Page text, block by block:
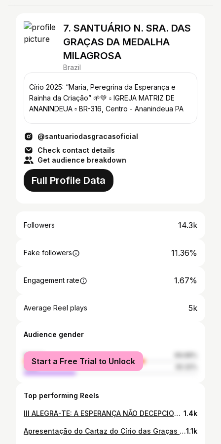
7. SANTUÁRIO N. SRA. DAS
GRAÇAS DA MEDALHA
MILAGROSA
Brazil
Círio 2025: “Maria, Peregrina da Esperança e
Rainha da Criação” 🌱💚 ▫️ IGREJA MATRIZ DE
ANANINDEUA ▫️ BR-316, Centro - Ananindeua PA
@santuariodasgracasoficial
Check contact details
Get audience breakdown
Full Profile Data
Followers 14.3k
Fake followers 11.36%
Engagement rate 1.67%
Average Reel plays 5k
Audience gender
female
male
Start a Free Trial to Unlock
Top performing Reels
III ALEGRA-TE: A ESPERANÇA NÃO DECEPCIONA!💜 O Setor Juventude da Arquidiocese de Belém irá realizar a 3º edição do Alegra-te. Um arrastão de alegria e comunhão para a toda juventude! 01 de Março • Saindo do Santuário Nossa Senhora das Graças, em Ananindeua. Marca a sua galera aqui e vamos viver juntos este dia!!👇🏼 #juventudebelem #arqbelém #juventudecatolica 1.4k
Apresentação do Cartaz do Círio das Graças 2025 ✨💚 #santuariodasgraças #ciriodasgraças1.1k